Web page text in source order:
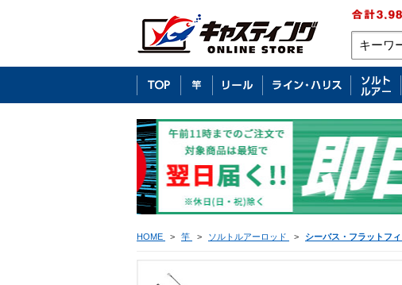
HOME > 竿 > ソルトルアーロッド > シーバス・フラットフ